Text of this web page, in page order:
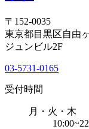
〒152-0035
東京都目黒区自由
ジュンビル2F
03-5731-0165
受付時間
月・火・木